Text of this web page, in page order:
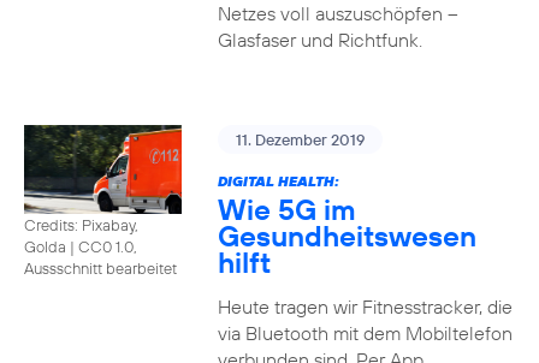
Netzes voll auszuschöpfen –
Glasfaser und Richtfunk.
Credits: Pixabay,
Golda | CC0 1.0,
Aussschnitt bearbeitet
11. Dezember 2019
DIGITAL HEALTH:
Wie 5G im
Gesundheitswesen
hilft
Heute tragen wir Fitnesstracker, die
via Bluetooth mit dem Mobiltelefon